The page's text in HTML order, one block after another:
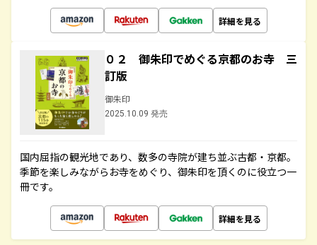
詳細を見る
０２ 御朱印でめぐる京都のお寺 三
訂版
御朱印
2025.10.09 発売
国内屈指の観光地であり、数多の寺院が建ち並ぶ古都・京都。
季節を楽しみながらお寺をめぐり、御朱印を頂くのに役立つ一
冊です。
詳細を見る